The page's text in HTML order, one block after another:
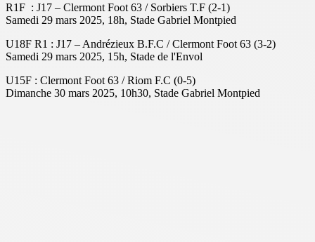
R1F : J17 – Clermont Foot 63 / Sorbiers T.F (2-1)
Samedi 29 mars 2025, 18h, Stade Gabriel Montpied
U18F R1 : J17 – Andrézieux B.F.C / Clermont Foot 63 (3-2)
Samedi 29 mars 2025, 15h, Stade de l'Envol
U15F : Clermont Foot 63 / Riom F.C (0-5)
Dimanche 30 mars 2025, 10h30, Stade Gabriel Montpied